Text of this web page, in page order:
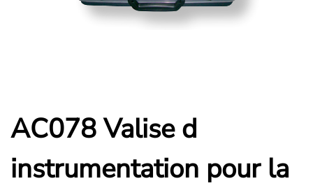
AC078 Valise d
instrumentation pour la